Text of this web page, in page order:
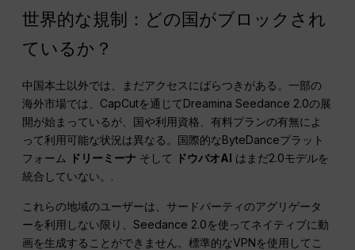
世界的な規制：どの国がブロックされ
ているか？
中国本土以外では、まだアクセスにばらつきがある。一部の
海外市場では、CapCutを通じてDreamina Seedance 2.0の展
開が始まっているが、国や利用資格、有料プランの有無によ
って利用可能な状況は異なる。国際的なByteDanceプラット
フォーム
ドリーミーナ そして ドウバオAI はまだ2.0モデルを
統合していない。.
これらの地域のユーザーは、サードパーティのアグリゲータ
ーを利用しない限り、Seedance 2.0を使ってネイティブに動
画を生成することができません。標準的なVPNを使用してこ